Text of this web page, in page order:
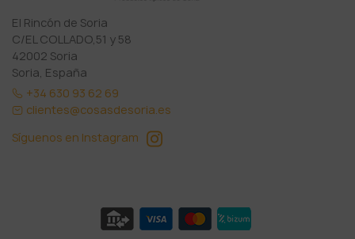
El Rincón de Soria
C/EL COLLADO,51 y 58
42002 Soria
Soria, España
+34 630 93 62 69
clientes@cosasdesoria.es
Síguenos en Instagram